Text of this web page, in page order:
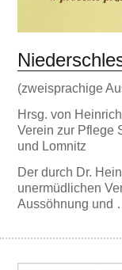
(zweisprachige
Hrsg. von
Verein zur Pflege
und Lomnitz
Der durch Dr.
unermüdlichen
Aussöhnung